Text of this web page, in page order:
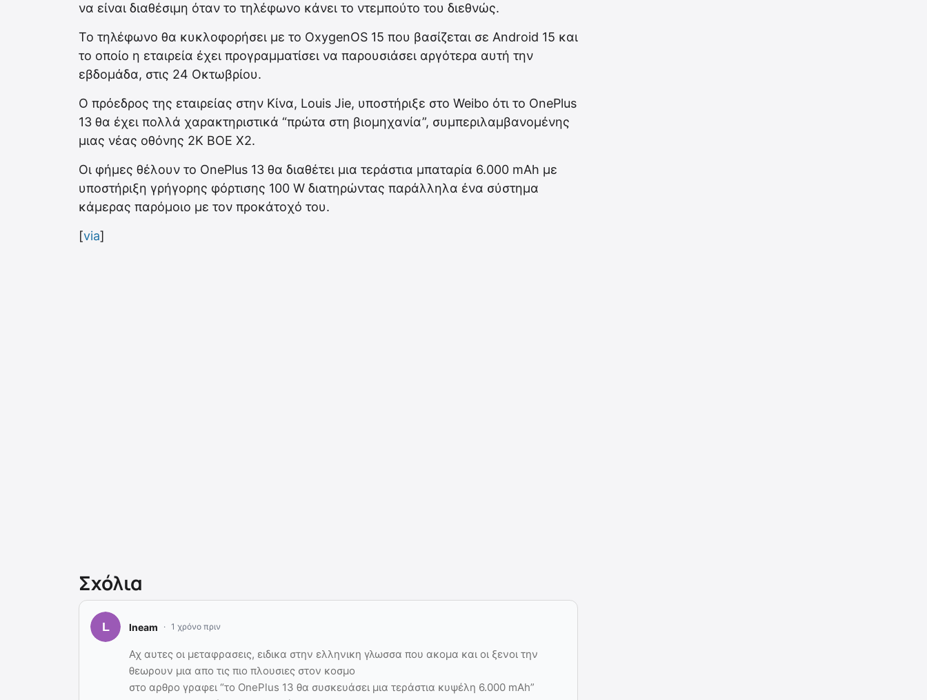
να είναι διαθέσιμη όταν το τηλέφωνο κάνει το ντεμπούτο του διεθνώς.
Το τηλέφωνο θα κυκλοφορήσει με το OxygenOS 15 που βασίζεται σε Android 15 και
το οποίο η εταιρεία έχει προγραμματίσει να παρουσιάσει αργότερα αυτή την
εβδομάδα, στις 24 Οκτωβρίου.
Ο πρόεδρος της εταιρείας στην Κίνα, Louis Jie, υποστήριξε στο Weibo ότι το OnePlus
13 θα έχει πολλά χαρακτηριστικά “πρώτα στη βιομηχανία”, συμπεριλαμβανομένης
μιας νέας οθόνης 2K BOE X2.
Οι φήμες θέλουν το OnePlus 13 θα διαθέτει μια τεράστια μπαταρία 6.000 mAh με
υποστήριξη γρήγορης φόρτισης 100 W διατηρώντας παράλληλα ένα σύστημα
κάμερας παρόμοιο με τον προκάτοχό του.
[via]
Σχόλια
lneam 1 χρόνο πριν
Αχ αυτες οι μεταφρασεις, ειδικα στην ελληνικη γλωσσα που ακομα και οι ξενοι την
θεωρουν μια απο τις πιο πλουσιες στον κοσμο
στο αρθρο γραφει “το OnePlus 13 θα συσκευάσει μια τεράστια κυψέλη 6.000 mAh”